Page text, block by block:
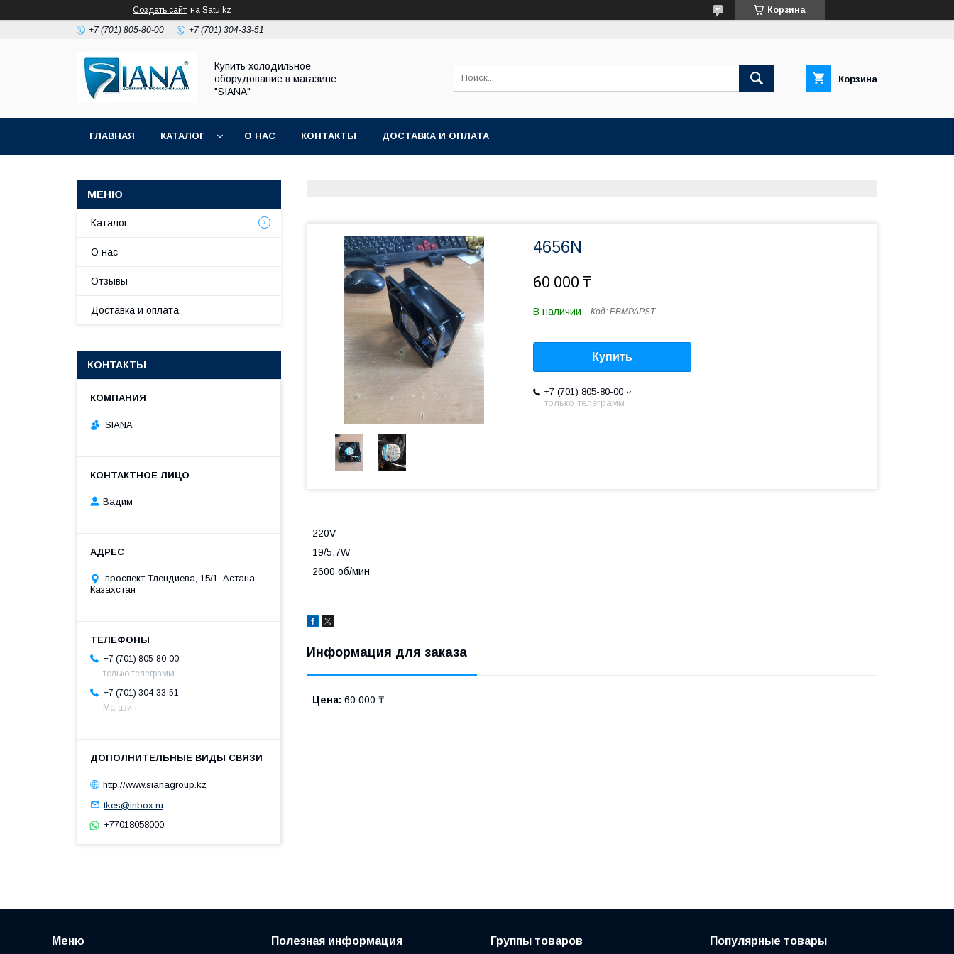
Создать сайт на Satu.kz Корзина
+7 (701) 805-80-00 +7 (701) 304-33-51
Купить холодильное
оборудование в магазине
"SIANA"
Корзина
ГЛАВНАЯ КАТАЛОГ О НАС КОНТАКТЫ ДОСТАВКА И ОПЛАТА
4656N
60 000 ₸
В наличии Код: EBMPAPST
Купить
+7 (701) 805-80-00
только телеграмм
220V
19/5.7W
2600 об/мин
Информация для заказа
Цена: 60 000 ₸
Каталог
О нас
Отзывы
Доставка и оплата
КОНТАКТЫ
SIANA
Вадим
проспект Тлендиева, 15/1, Астана,
Казахстан
+7 (701) 805-80-00
только телеграмм
+7 (701) 304-33-51
Магазин
http://www.sianagroup.kz
tkes@inbox.ru
+77018058000
Меню Полезная информация Группы товаров Популярные товары